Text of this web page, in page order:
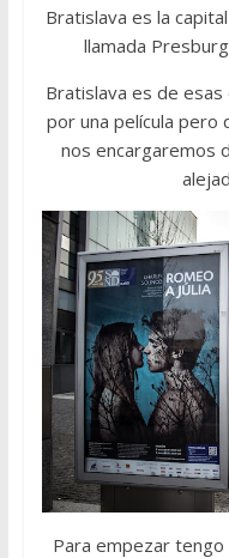
Bratislava es la
llamada
Bratislava es de
por una película
nos encargaremos
Para empezar tengo